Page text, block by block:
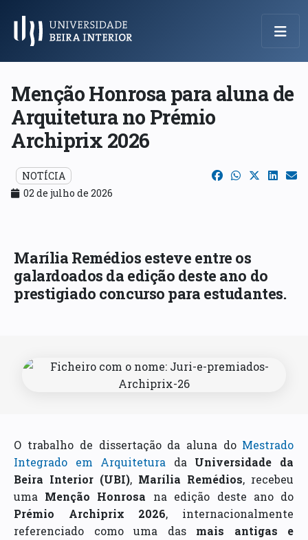
Menu Principal
Menção Honrosa para aluna de
Arquitetura no Prémio
Archiprix 2026
NOTÍCIA
02 de julho de 2026
Marília Remédios esteve entre os
galardoados da edição deste ano do
prestigiado concurso para estudantes.
O trabalho de dissertação da aluna do Mestrado
Integrado em Arquitetura da Universidade da
Beira Interior (UBI), Marília Remédios, recebeu
uma Menção Honrosa na edição deste ano do
Prémio Archiprix 2026, internacionalmente
referenciado como uma das mais antigas e